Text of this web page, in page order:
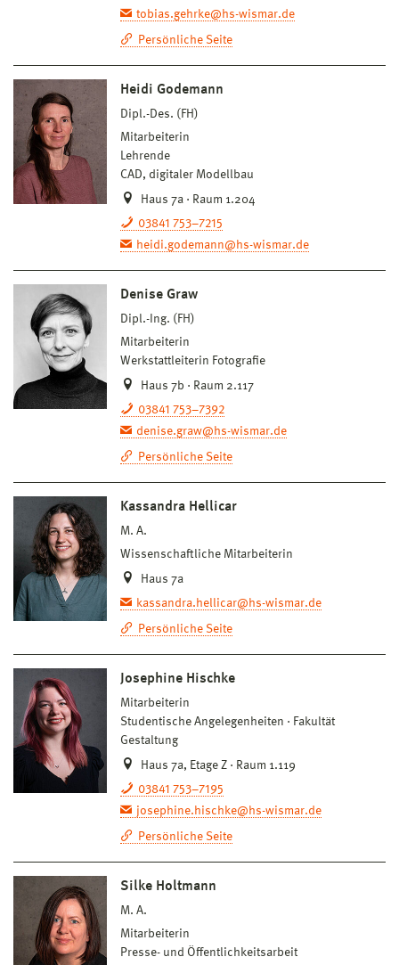
tobias.gehrke@hs-wismar.de
Persönliche Seite
Heidi Godemann
Dipl.-Des. (FH)
Mitarbeiterin
Lehrende
CAD, digitaler Modellbau
Haus 7a · Raum 1.204
03841 753–7215
heidi.godemann@hs-wismar.de
Denise Graw
Dipl.-Ing. (FH)
Mitarbeiterin
Werkstattleiterin Fotografie
Haus 7b · Raum 2.117
03841 753–7392
denise.graw@hs-wismar.de
Persönliche Seite
Kassandra Hellicar
M. A.
Wissenschaftliche Mitarbeiterin
Haus 7a
kassandra.hellicar@hs-wismar.de
Persönliche Seite
Josephine Hischke
Mitarbeiterin
Studentische Angelegenheiten
Fakultät
Gestaltung
Haus 7a, Etage Z · Raum 1.119
03841 753–7195
josephine.hischke@hs-wismar.de
Persönliche Seite
Silke Holtmann
M. A.
Mitarbeiterin
Presse- und Öffentlichkeitsarbeit